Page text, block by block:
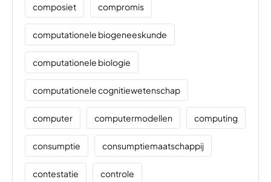
composiet compromis
computationele biogeneeskunde
computationele biologie
computationele cognitiewetenschap
computer computermodellen computing
consumptie consumptiemaatschappij
contestatie controle